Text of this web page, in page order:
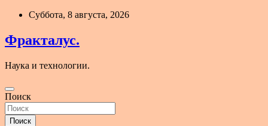
Перейти
содержимому
Суббота, 8 августа, 2026
Фракталус.
Наука и технологии.
Поиск
Поиск